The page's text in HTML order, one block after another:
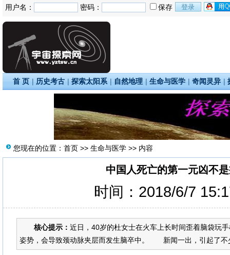
用户名： 密码： 保存
首 页 | 历史考古 | 探索太阳系 | 自然地理 | 生命与医学 | 奇闻灵异 |
您现在的位置： 首页 >> 生命与医学 >> 内容
中国人死亡的第一元凶不
时间：2018/6/7
核心提示： 近日，40岁的杜女士在火车上长时间歪着脑袋玩
姿势，会导致颈动脉夹层而发生脑卒中。 新闻一出，引起了不